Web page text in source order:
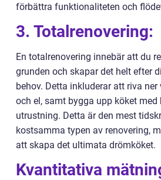
förbättra funktionaliteten och
3. Totalrenovering:
En totalrenovering innebär att du
grunden och skapar det helt efter
behov. Detta inkluderar att riva ner
och el, samt bygga upp köket
utrustning. Detta är den mest
kostsamma typen av renovering,
att skapa det ultimata drömköket.
Kvantitativa